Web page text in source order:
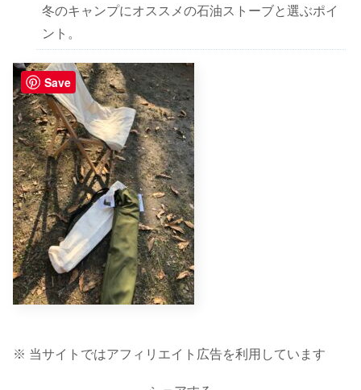
冬のキャンプにオススメの石油ストーブと選ぶポイ
ント。
※ 当サイトではアフィリエイト広告を利用しています
Save